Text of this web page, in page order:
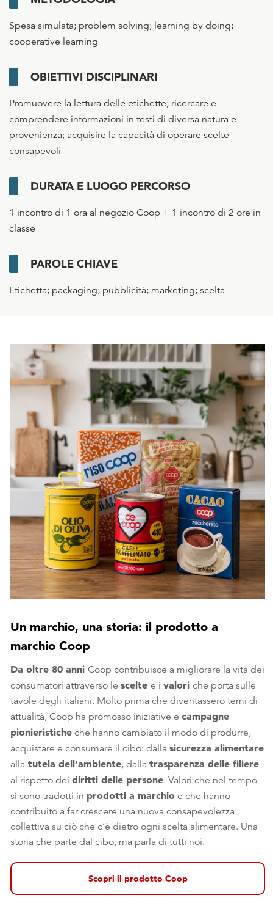
Spesa simulata; problem solving; learning by doing;
cooperative learning
OBIETTIVI DISCIPLINARI
Promuovere la lettura delle etichette; ricercare e
comprendere informazioni in testi di diversa natura e
provenienza; acquisire la capacità di operare scelte
consapevoli
DURATA E LUOGO PERCORSO
1 incontro di 1 ora al negozio Coop + 1 incontro di 2 ore in
classe
PAROLE CHIAVE
Etichetta; packaging; pubblicità; marketing; scelta
Un marchio, una storia: il prodotto a
marchio Coop
Da oltre 80 anni Coop contribuisce a migliorare la vita dei
consumatori attraverso le scelte e i valori che porta sulle
tavole degli italiani. Molto prima che diventassero temi di
attualità, Coop ha promosso iniziative e campagne
pionieristiche che hanno cambiato il modo di produrre,
acquistare e consumare il cibo: dalla sicurezza alimentare
alla tutela dell’ambiente, dalla trasparenza delle filiere
al rispetto dei diritti delle persone. Valori che nel tempo
si sono tradotti in prodotti a marchio e che hanno
contribuito a far crescere una nuova consapevolezza
collettiva su ciò che c’è dietro ogni scelta alimentare. Una
storia che parte dal cibo, ma parla di tutti noi.
Scopri il prodotto Coop